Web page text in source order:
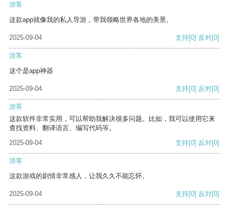
游客
这款app就像我的私人导游，带我领略世界各地的美景。
2025-09-04 支持[0] 反对[0]
游客
这个是app神器
2025-09-04 支持[0] 反对[0]
游客
这款软件非常实用，可以帮助我解决很多问题。比如，我可以使用它来
查找资料、翻译语言、编写代码等。
2025-09-04
支持[0] 反对[0]
游客
这款游戏的剧情非常感人，让我久久不能忘怀。
2025-09-04 支持[0] 反对[0]